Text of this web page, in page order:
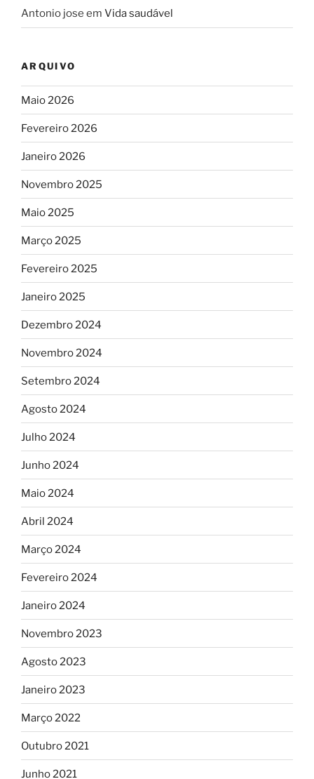
Antonio jose em Vida saudável
ARQUIVO
Maio 2026
Fevereiro 2026
Janeiro 2026
Novembro 2025
Maio 2025
Março 2025
Fevereiro 2025
Janeiro 2025
Dezembro 2024
Novembro 2024
Setembro 2024
Agosto 2024
Julho 2024
Junho 2024
Maio 2024
Abril 2024
Março 2024
Fevereiro 2024
Janeiro 2024
Novembro 2023
Agosto 2023
Janeiro 2023
Março 2022
Outubro 2021
Junho 2021